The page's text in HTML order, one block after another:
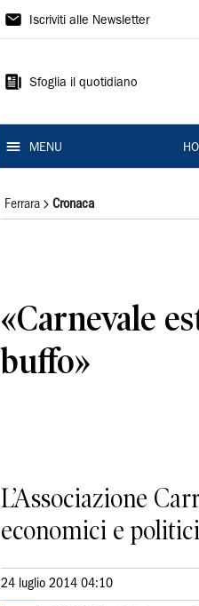
La
Ferrara
Iscriviti alle Newsletter
Sfoglia il quotidiano
MENU
Ferrara Cronaca
«Carnevale
buffo»
L’Associazione
economici e politici
24 luglio 2014 04:10